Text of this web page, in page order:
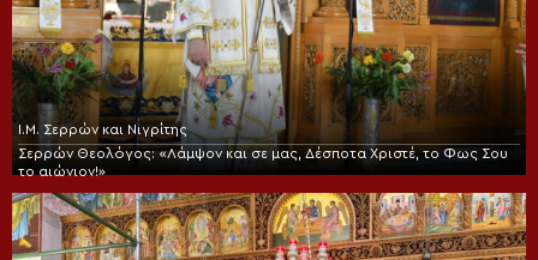
Ι.Μ. Σερρών και Νιγρίτης
Σερρών Θεολόγος: «Λάμψον και σε μας, Δέσποτα Χριστέ, το Φως Σου
το αιώνιον!»